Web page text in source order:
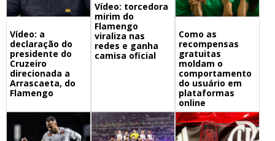
Vídeo: a
declaração do
presidente do
Cruzeiro
direcionada a
Arrascaeta, do
Flamengo
Vídeo: torcedora
mirim do
Flamengo
viraliza nas
redes e ganha
camisa oficial
Como as
recompensas
gratuitas
moldam o
comportamento
do usuário em
plataformas
online